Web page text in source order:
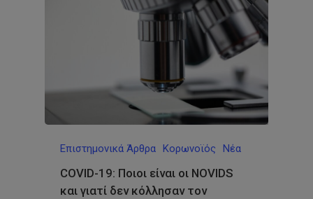
Επιστημονικά Άρθρα Κορωνοϊός Νέα
COVID-19: Ποιοι είναι οι NOVIDS
και γιατί δεν κόλλησαν τον